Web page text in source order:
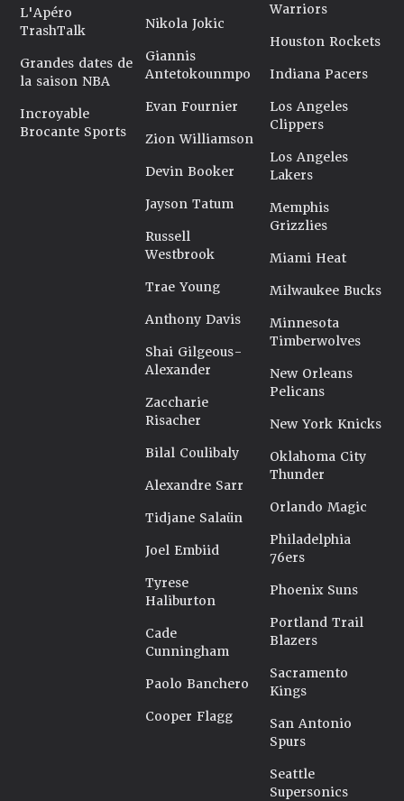
L'Apéro
TrashTalk
Grandes dates de
la saison NBA
Incroyable
Brocante Sports
Nikola Jokic
Giannis
Antetokounmpo
Evan Fournier
Zion Williamson
Devin Booker
Jayson Tatum
Russell
Westbrook
Trae Young
Anthony Davis
Shai Gilgeous-
Alexander
Zaccharie
Risacher
Bilal Coulibaly
Alexandre Sarr
Tidjane Salaün
Joel Embiid
Tyrese
Haliburton
Cade
Cunningham
Paolo Banchero
Cooper Flagg
Warriors
Houston Rockets
Indiana Pacers
Los Angeles
Clippers
Los Angeles
Lakers
Memphis
Grizzlies
Miami Heat
Milwaukee Bucks
Minnesota
Timberwolves
New Orleans
Pelicans
New York Knicks
Oklahoma City
Thunder
Orlando Magic
Philadelphia
76ers
Phoenix Suns
Portland Trail
Blazers
Sacramento
Kings
San Antonio
Spurs
Seattle
Supersonics